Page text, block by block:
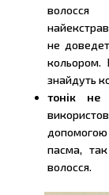
не
кольором.
знайдуть
тонік не
пасма,
волосся.